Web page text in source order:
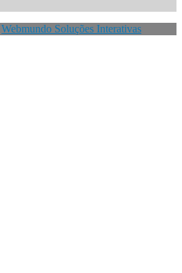
Webmundo Soluções Interativas